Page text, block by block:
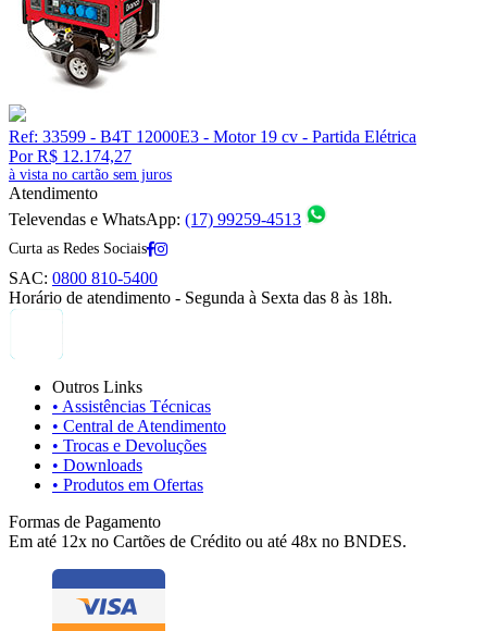
Ref: 33599 - B4T 12000E3 - Motor 19 cv - Partida Elétrica
Por R$ 12.174,27
à vista no cartão sem juros
Atendimento
Televendas e WhatsApp: (17) 99259-4513
Curta as Redes Sociais
SAC: 0800 810-5400
Horário de atendimento - Segunda à Sexta das 8 às 18h.
Outros Links
• Assistências Técnicas
• Central de Atendimento
• Trocas e Devoluções
• Downloads
• Produtos em Ofertas
Formas de Pagamento
Em até 12x no Cartões de Crédito ou até 48x no BNDES.